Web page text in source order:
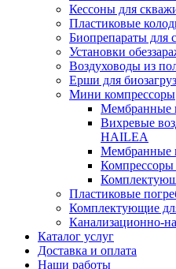
Кессоны для
Пластиковые
Биопрепараты для
Установки
Воздуховоды из
Ерши для
Мини компрессоры
Мембранные
Вихревые
HAILEA
Мембранные
Пластиковые
Комплектующие
Канализационно-
Каталог услуг
Доставка и оплата
Наши работы